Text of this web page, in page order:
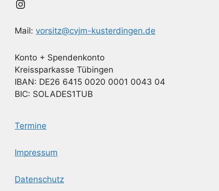
Instagram
Mail: vorsitz@cvjm-kusterdingen.de
Konto + Spendenkonto
Kreissparkasse Tübingen
IBAN: DE26 6415 0020 0001 0043 04
BIC: SOLADES1TUB
Termine
Impressum
Datenschutz